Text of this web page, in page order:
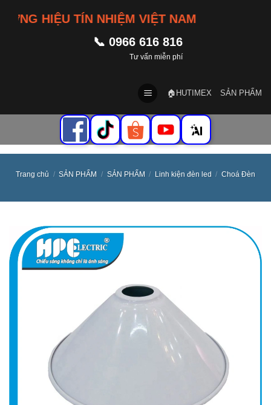
HIỆU TÍN NHIỆM VIỆT NAM
📞 0966 616 816
Tư vấn miễn phí
🏠HUTIMEX SẢN PHẨM
Trang chủ / SẢN PHẨM / SẢN PHẨM / Linh kiện đèn led / Choá Đèn